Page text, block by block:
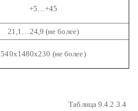
+5…+45
21,1…24,9 (не более)
540х1480х230 (не более)
Таблица 9.4.2.3.4